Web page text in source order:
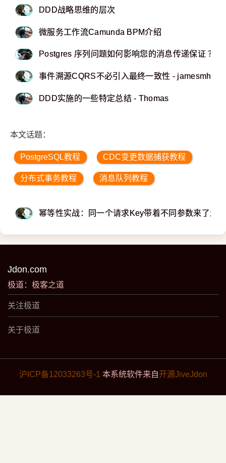
DDD战略思维的层次
微服务工作流Camunda BPM介绍
Postgres 序列问题如何影响您的消息传递保证 ？
事件溯源CQRS不必引入最终一致性 - jamesmh
DDD实施的一些特定总结 - Thomas
本文话题：
PostgreSQL教程 CDC变更数据捕获教程
分布式事务教程 消息队列教程
幂等性实战：同一个请求Key带着不同参数来了怎
Jdon.com
极道：极客之道
关注极道
关于极道
沪ICP备12033263号-1 本系统软件来自开源JiveJdon